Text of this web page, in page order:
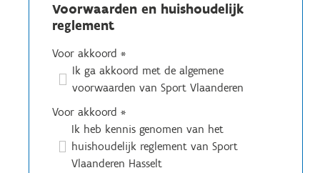
Voorwaarden en huishoudelijk
reglement
Voor akkoord *
Ik ga akkoord met de algemene
voorwaarden van Sport Vlaanderen
Voor akkoord *
Ik heb kennis genomen van het
huishoudelijk reglement van Sport
Vlaanderen Hasselt